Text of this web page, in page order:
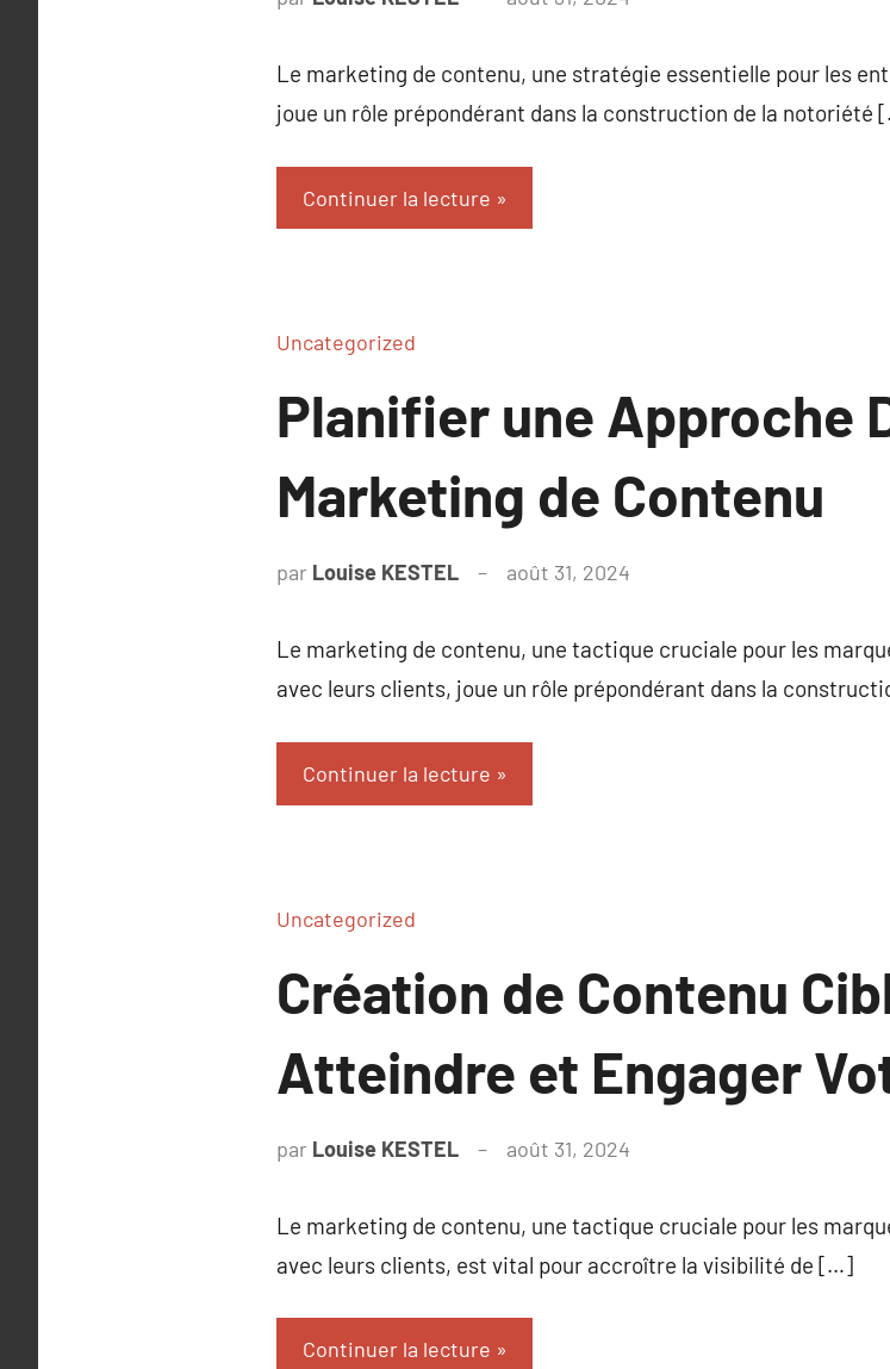
Le marketing de contenu, une stratégie essentielle pour les
joue un rôle prépondérant dans la construction de la notoriété
Continuer la lecture
Uncategorized
Planifier une Approche
Marketing de Contenu
par Louise KESTEL août 31, 2024
Le marketing de contenu, une tactique cruciale pour les
avec leurs clients, joue un rôle prépondérant dans la
Continuer la lecture
Uncategorized
Création de Contenu
Atteindre et Engager
par Louise KESTEL août 31, 2024
Le marketing de contenu, une tactique cruciale pour les
avec leurs clients, est vital pour accroître la visibilité de […]
Continuer la lecture